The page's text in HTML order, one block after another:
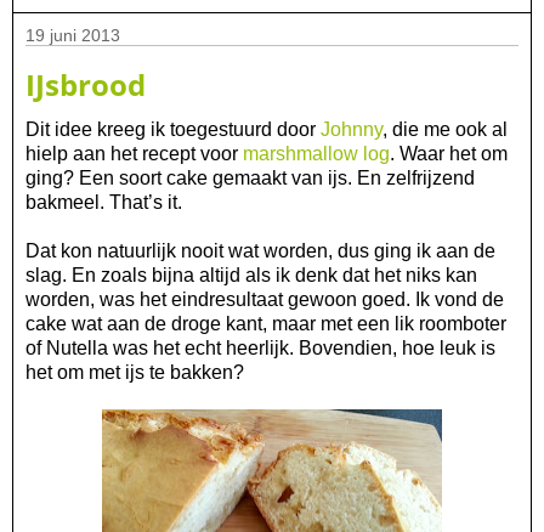
19 juni 2013
IJsbrood
Dit idee kreeg ik toegestuurd door Johnny, die me ook al
hielp aan het recept voor marshmallow log. Waar het om
ging? Een soort cake gemaakt van ijs. En zelfrijzend
bakmeel. That’s it.
Dat kon natuurlijk nooit wat worden, dus ging ik aan de
slag. En zoals bijna altijd als ik denk dat het niks kan
worden, was het eindresultaat gewoon goed. Ik vond de
cake wat aan de droge kant, maar met een lik roomboter
of Nutella was het echt heerlijk. Bovendien, hoe leuk is
het om met ijs te bakken?